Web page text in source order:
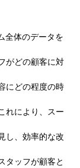
全体のデータを
がどの顧客に対
にどの程度の時
れにより、スー
し、効率的な改
タッフが顧客と